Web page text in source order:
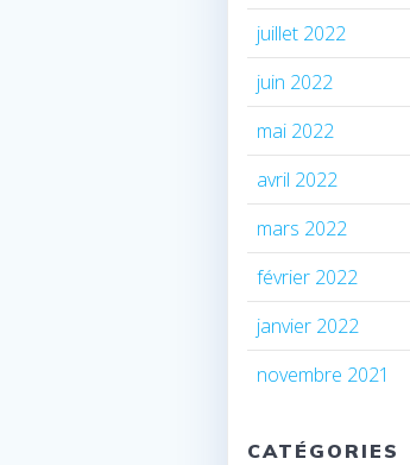
juillet 2022
juin 2022
mai 2022
avril 2022
mars 2022
février 2022
janvier 2022
novembre 2021
CATÉGORIES